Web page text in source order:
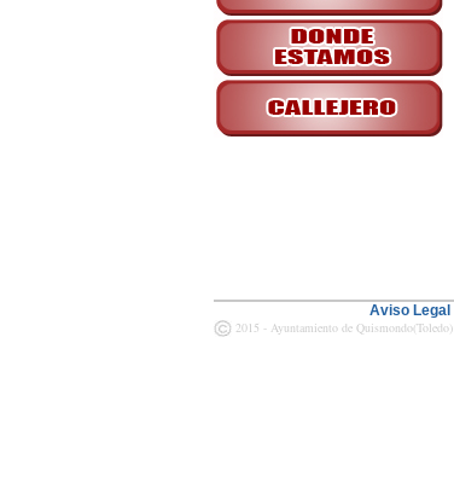
Aviso Legal
2015 - Ayuntamiento de Quismondo(Toledo)